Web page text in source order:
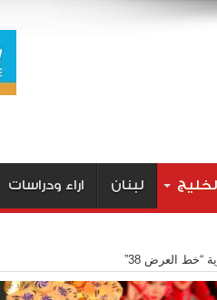
لبنان اراء ودراسات
“خط العرض 38”